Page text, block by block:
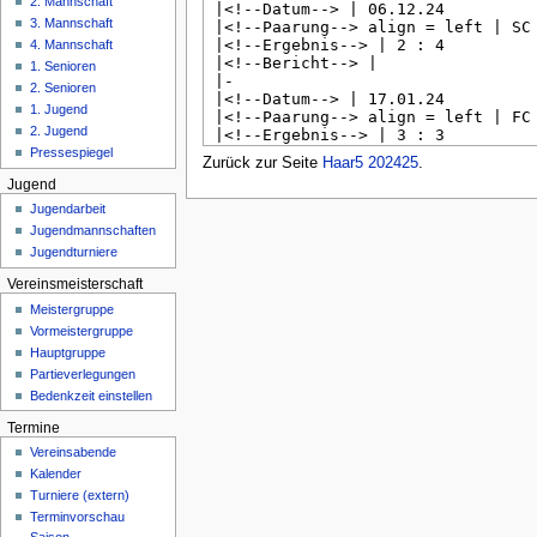
Zurück zur Seite Haar5 202425.
3. Mannschaft
4. Mannschaft
1. Senioren
2. Senioren
1. Jugend
2. Jugend
Pressespiegel
Jugend
Jugendarbeit
Jugendmannschaften
Jugendturniere
Vereinsmeisterschaft
Meistergruppe
Vormeistergruppe
Hauptgruppe
Partieverlegungen
Bedenkzeit einstellen
Termine
Vereinsabende
Kalender
Turniere (extern)
Terminvorschau